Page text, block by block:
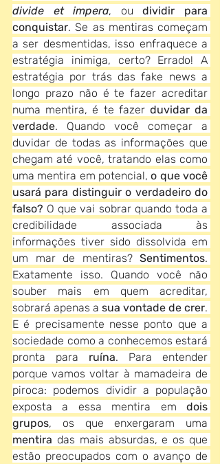
divide et impera, ou dividir para
conquistar. Se as mentiras começam
a ser desmentidas, isso enfraquece a
estratégia inimiga, certo? Errado! A
estratégia por trás das fake news a
longo prazo não é te fazer acreditar
numa mentira, é te fazer duvidar da
verdade. Quando você começar a
duvidar de todas as informações que
chegam até você, tratando elas como
uma mentira em potencial, o que você
usará para distinguir o verdadeiro do
falso? O que vai sobrar quando toda a
credibilidade associada às
informações tiver sido dissolvida em
um mar de mentiras? Sentimentos.
Exatamente isso. Quando você não
souber mais em quem acreditar,
sobrará apenas a sua vontade de crer.
E é precisamente nesse ponto que a
sociedade como a conhecemos estará
pronta para ruína. Para entender
porque vamos voltar à mamadeira de
piroca: podemos dividir a população
exposta a essa mentira em dois
grupos
mentira das mais absurdas, e os que
estão preocupados com o avanço de